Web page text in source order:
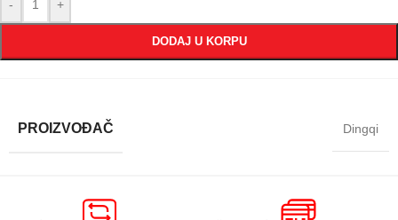
- +
DODAJ U KORPU
PROIZVOĐAČ Dingqi